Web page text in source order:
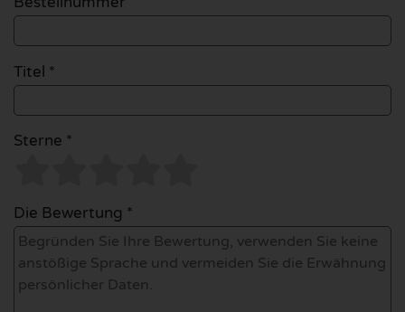
Titel *
Sterne *
Die Bewertung *